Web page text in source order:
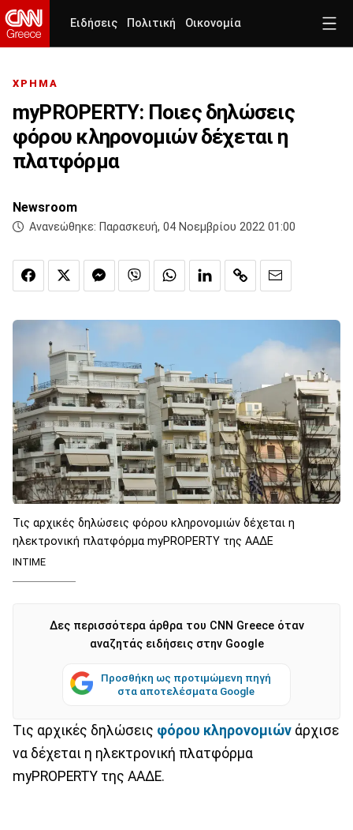
Ειδήσεις Πολιτική Οικονομία
ΧΡΗΜΑ
myPROPERTY: Ποιες δηλώσεις
φόρου κληρονομιών δέχεται η
πλατφόρμα
Newsroom
Ανανεώθηκε: Παρασκευή, 04 Νοεμβρίου 2022 01:00
Τις αρχικές δηλώσεις φόρου κληρονομιών δέχεται η
ηλεκτρονική πλατφόρμα myPROPERTY της ΑΑΔΕ
INTIME
Δες περισσότερα άρθρα του CNN Greece όταν
αναζητάς ειδήσεις στην Google
Προσθήκη ως προτιμώμενη πηγή
στα αποτελέσματα Google
Τις αρχικές δηλώσεις φόρου κληρονομιών άρχισε
να δέχεται η ηλεκτρονική πλατφόρμα
myPROPERTY της ΑΑΔΕ.